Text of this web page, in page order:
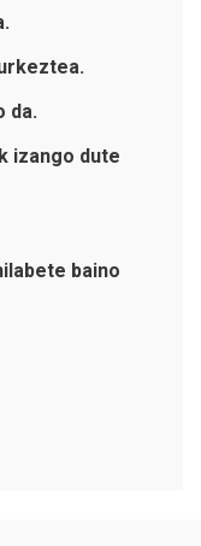
da.
izango dute
baino